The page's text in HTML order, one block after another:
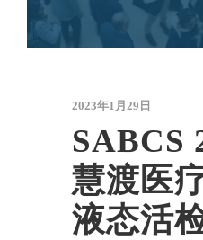
2023年1月29日
SABCS
慧渡医
液态活